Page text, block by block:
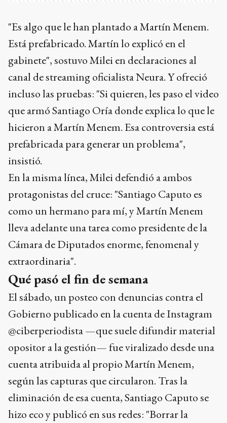
"Es algo que le han plantado a Martín Menem.
Está prefabricado. Martín lo explicó en el
gabinete", sostuvo Milei en declaraciones al
canal de streaming oficialista Neura. Y ofreció
incluso las pruebas: "Si quieren, les paso el video
que armó Santiago Oría donde explica lo que le
hicieron a Martín Menem. Esa controversia está
prefabricada para generar un problema",
insistió.
En la misma línea, Milei defendió a ambos
protagonistas del cruce: "Santiago Caputo es
como un hermano para mí, y Martín Menem
lleva adelante una tarea como presidente de la
Cámara de Diputados enorme, fenomenal y
extraordinaria".
Qué pasó el fin de semana
El sábado, un posteo con denuncias contra el
Gobierno publicado en la cuenta de Instagram
@ciberperiodista —que suele difundir material
opositor a la gestión— fue viralizado desde una
cuenta atribuida al propio Martín Menem,
según las capturas que circularon. Tras la
eliminación de esa cuenta, Santiago Caputo se
hizo eco y publicó en sus redes: "Borrar la